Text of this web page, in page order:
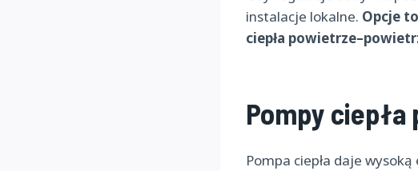
instalacje lokalne. Opcje
ciepła
Pompy
Pompa ciepła daje